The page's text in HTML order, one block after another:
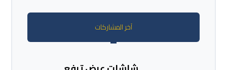
آخر المشاركات